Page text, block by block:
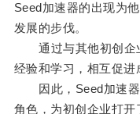
Seed加速器的出现为
发展的步伐。
通过与其他初创企
经验和学习，相互促进
因此，Seed加速器
角色，为初创企业打